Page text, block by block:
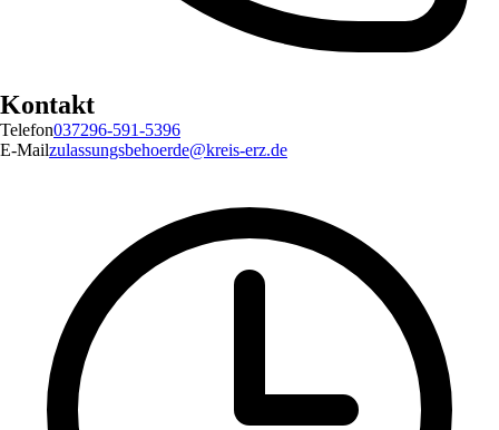
Kontakt
Telefon037296-591-5396
E-Mailzulassungsbehoerde@kreis-erz.de